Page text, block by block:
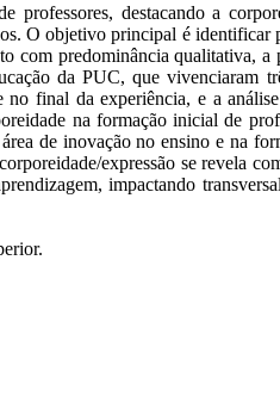
destacando a
O objetivo principal é identificar
com predominância qualitativa,
da PUC, que vivenciaram
final da experiência, e a
na formação inicial de
de inovação no ensino e na
expressão se revela
impactando